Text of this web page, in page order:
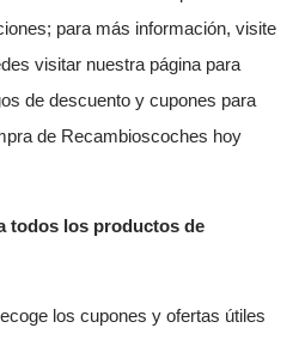
para más información, visite
visitar nuestra página para
de descuento y cupones para
de Recambioscoches hoy
todos los productos de
los cupones y ofertas útiles